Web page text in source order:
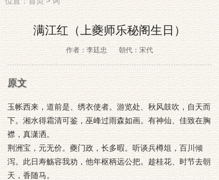
满江红（上夔师乐秘阁生日）
作者：李廷忠 朝代：宋代
原文
玉帐西来，道前是、绣衣使者。游览处、秋风鼓吹，自天而
下。湘水得霜清可鉴，巫峰过雨森如画。有神仙、佳致在胸
襟，真潇洒。
荆洲宝，元无价。夔门政，长多暇。听谈兵樽俎，百川倾
泻。此日寿觞容我劝，他年枢柄远公把。趁桂花、时节去朝
天，香随马。